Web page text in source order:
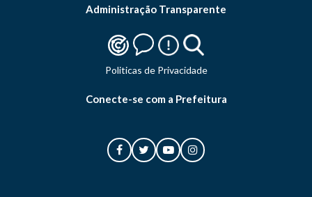
Administração Transparente
Politicas de Privacidade
Conecte-se com a Prefeitura